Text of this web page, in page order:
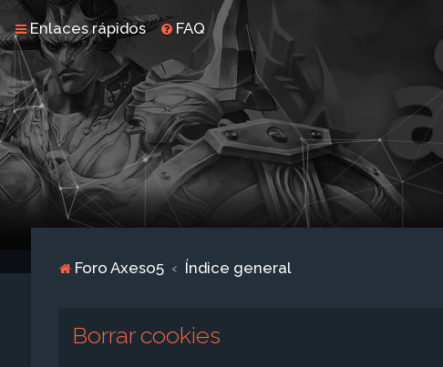
Enlaces rápidos FAQ
Foro Axeso5 Índice general
Borrar cookies